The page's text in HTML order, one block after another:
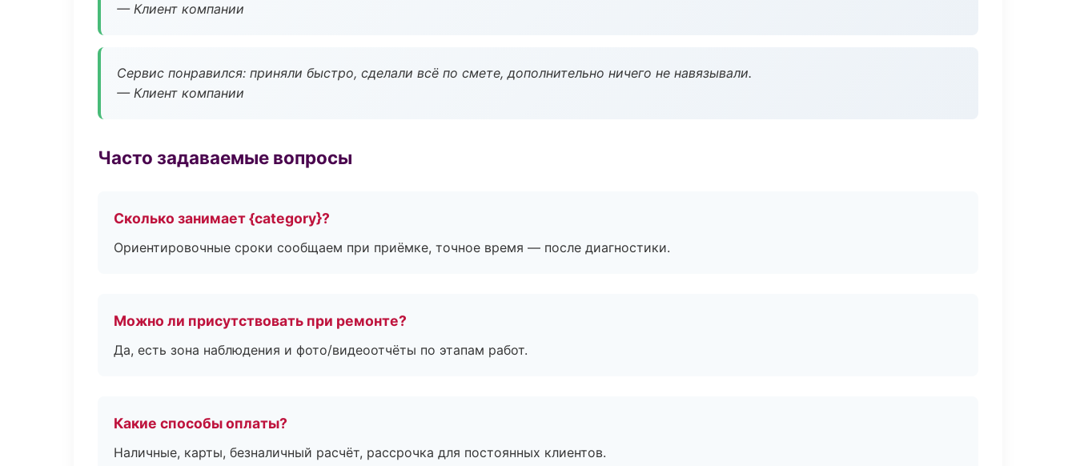
— Клиент компании
Сервис понравился: приняли быстро, сделали всё по смете, дополнительно ничего не навязывали.
— Клиент компании
Часто задаваемые вопросы
Сколько занимает {category}?
Ориентировочные сроки сообщаем при приёмке, точное время — после диагностики.
Можно ли присутствовать при ремонте?
Да, есть зона наблюдения и фото/видеоотчёты по этапам работ.
Какие способы оплаты?
Наличные, карты, безналичный расчёт, рассрочка для постоянных клиентов.